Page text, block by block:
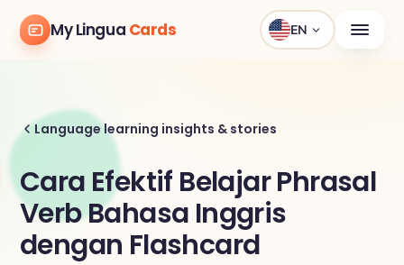
My Lingua Cards EN
Language learning insights & stories
Cara Efektif Belajar Phrasal
Verb Bahasa Inggris
dengan Flashcard